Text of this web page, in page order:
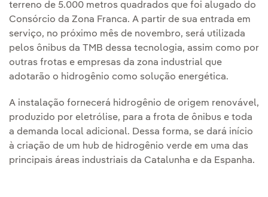
terreno de 5.000 metros quadrados que foi alugado do
Consórcio da Zona Franca. A partir de sua entrada em
serviço, no próximo mês de novembro, será utilizada
pelos ônibus da TMB dessa tecnologia, assim como por
outras frotas e empresas da zona industrial que
adotarão o hidrogênio como solução energética.
A instalação fornecerá hidrogênio de origem renovável,
produzido por eletrólise, para a frota de ônibus e toda
a demanda local adicional. Dessa forma, se dará início
à criação de um hub de hidrogênio verde em uma das
principais áreas industriais da Catalunha e da Espanha.